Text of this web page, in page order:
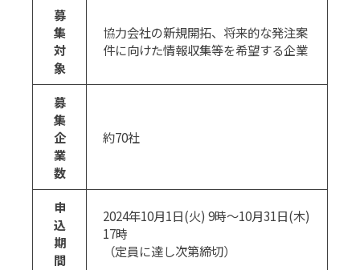
募
集
対
象
協力会社の新規開拓、将来的な発注案
件に向けた情報収集等を希望する企業
募
集
企
業
数
約70社
申
込
期
間
2024年10月1日(火) 9時～10月31日(木)
17時
（定員に達し次第締切）